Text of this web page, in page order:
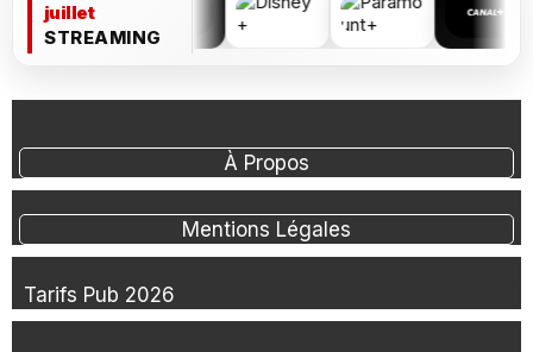
juillet
STREAMING
À Propos
Mentions Légales
Tarifs Pub 2026